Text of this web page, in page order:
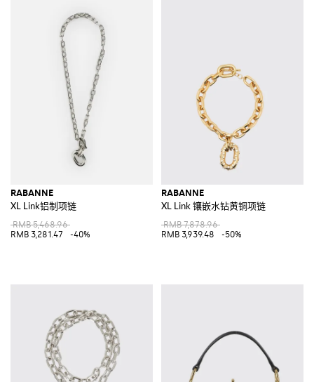
RABANNE
XL Link铝制项链
RMB 5,468.96
RMB 3,281.47
-40%
RABANNE
XL Link 镶嵌水钻黄铜项链
RMB 7,878.96
RMB 3,939.48
-50%